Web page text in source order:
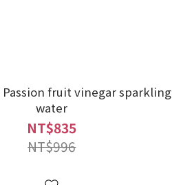
fruit vinegar sparkling
water
NT$835
NT$996